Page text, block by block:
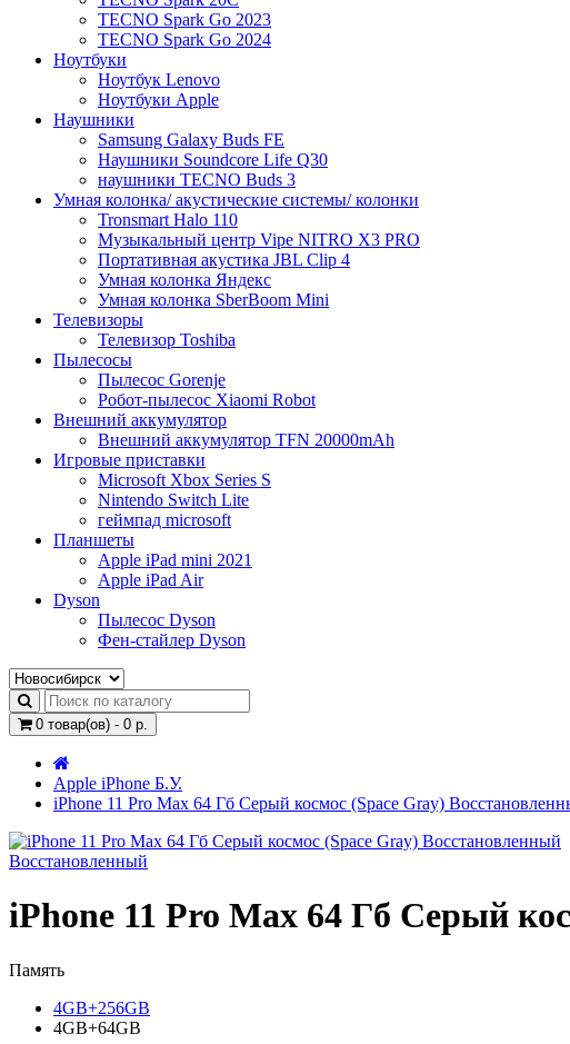
TECNO Spark Go 2023
TECNO Spark Go 2024
Ноутбуки
Ноутбук Lenovo
Ноутбуки Apple
Наушники
Samsung Galaxy Buds FE
Наушники Soundcore Life Q30
наушники TECNO Buds 3
Умная колонка/ акустические системы/ колонки
Tronsmart Halo 110
Музыкальный центр Vipe NITRO X3 PRO
Портативная акустика JBL Clip 4
Умная колонка Яндекс
Умная колонка SberBoom Mini
Телевизоры
Телевизор Toshiba
Пылесосы
Пылесос Gorenje
Робот-пылесос Xiaomi Robot
Внешний аккумулятор
Внешний аккумулятор TFN 20000mAh
Игровые приставки
Microsoft Xbox Series S
Nintendo Switch Lite
геймпад microsoft
Планшеты
Apple iPad mini 2021
Apple iPad Air
Dyson
Пылесос Dyson
Фен-стайлер Dyson
0 товар(ов) - 0 р.
Apple iPhone Б.У.
iPhone 11 Pro Max 64 Гб Серый космос (Space Gray)
Восстановленный
iPhone 11 Pro Max 64 Гб Серый
Память
4GB+256GB
4GB+64GB